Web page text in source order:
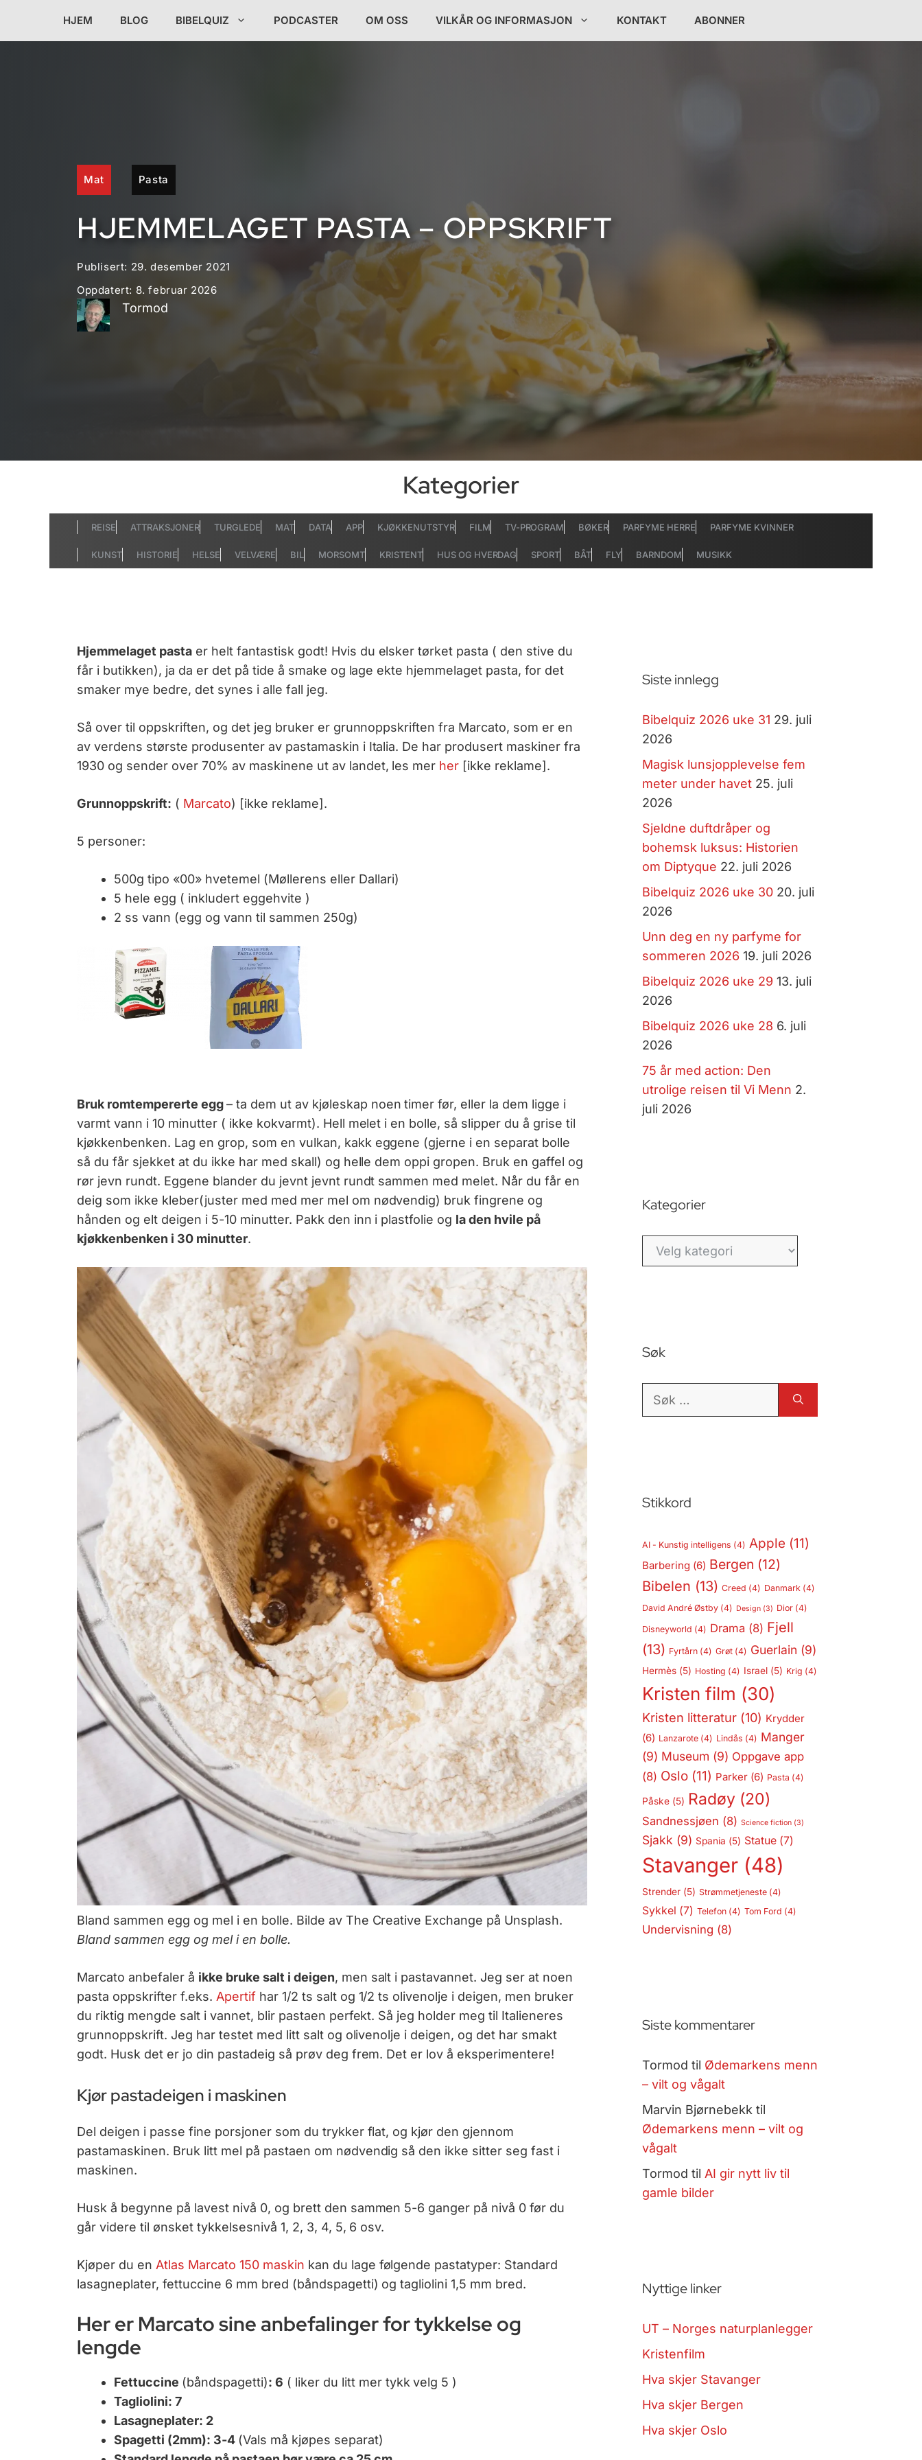
HJEM BLOG BIBELQUIZ PODCASTER OM OSS VILKÅR OG INFORMASJON KONTAKT ABONNER
Mat Pasta
HJEMMELAGET PASTA – OPPSKRIFT
Publisert: 29. desember 2021
Oppdatert: 8. februar 2026
Tormod
Kategorier
REISE ATTRAKSJONER TURGLEDE MAT DATA APP KJØKKENUTSTYR FILM TV-PROGRAM BØKER PARFYME HERRE PARFYME KVINNER
KUNST HISTORIE HELSE VELVÆRE BIL MORSOMT KRISTENT HUS OG HVERDAG SPORT BÅT FLY BARNDOM MUSIKK
Hjemmelaget pastaer helt fantastisk godt! Hvis du elsker tørket pasta ( den stive du
får i butikken), ja da er det på tide å smake og lage ekte hjemmelaget pasta, for det
smaker mye bedre, det synes i alle fall jeg.
Så over til oppskriften, og det jeg bruker er grunnoppskriften fra Marcato, som er en
av verdens største produsenter av pastamaskin i Italia. De har produsert maskiner fra
1930 og sender over 70% av maskinene ut av landet, les mer her [ikke reklame].
Grunnoppskrift: ( Marcato) [ikke reklame].
5 personer:
500g tipo «00» hvetemel (Møllerens eller Dallari)
5 hele egg ( inkludert eggehvite )
2 ss vann (egg og vann til sammen 250g)
Bruk romtempererte egg– ta dem ut av kjøleskap noen timer før, eller la dem ligge i
varmt vann i 10 minutter ( ikke kokvarmt). Hell melet i en bolle, så slipper du å grise til
kjøkkenbenken. Lag en grop, som en vulkan, kakk eggene (gjerne i en separat bolle
så du får sjekket at du ikke har med skall) og helle dem oppi gropen. Bruk en gaffel og
rør jevn rundt. Eggene blander du jevnt jevnt rundt sammen med melet. Når du får en
deig som ikke kleber(juster med med mer mel om nødvendig) bruk fingrene og
hånden og elt deigen i 5-10 minutter. Pakk den inn i plastfolie og la den hvile på
kjøkkenbenken i 30 minutter.
Bland sammen egg og mel i en bolle. Bilde av The Creative Exchange på Unsplash.
Bland sammen egg og mel i en bolle.
Marcato anbefaler å ikke bruke salt i deigen, men salt i pastavannet. Jeg ser at noen
pasta oppskrifter f.eks. Apertifhar 1/2 ts salt og 1/2 ts olivenolje i deigen, men bruker
du riktig mengde salt i vannet, blir pastaen perfekt. Så jeg holder meg til Italieneres
grunnoppskrift. Jeg har testet med litt salt og olivenolje i deigen, og det har smakt
godt. Husk det er jo din pastadeig så prøv deg frem. Det er lov å eksperimentere!
Kjør pastadeigen i maskinen
Del deigen i passe fine porsjoner som du trykker flat, og kjør den gjennom
pastamaskinen. Bruk litt mel på pastaen om nødvendig så den ikke sitter seg fast i
maskinen.
Husk å begynne på lavest nivå 0, og brett den sammen 5-6 ganger på nivå 0 før du
går videre til ønsket tykkelsesnivå 1, 2, 3, 4, 5, 6 osv.
Kjøper du en Atlas Marcato 150 maskin kan du lage følgende pastatyper: Standard
lasagneplater, fettuccine 6 mm bred (båndspagetti) og tagliolini 1,5 mm bred.
Her er Marcato sine anbefalinger for tykkelse og
lengde
Fettuccine (båndspagetti): 6 ( liker du litt mer tykk velg 5 )
Tagliolini: 7
Lasagneplater: 2
Spagetti (2mm): 3-4 (Vals må kjøpes separat)
Siste innlegg
Bibelquiz 2026 uke 31 29. juli
2026
Magisk lunsjopplevelse fem
meter under havet 25. juli
2026
Sjeldne duftdråper og
bohemsk luksus: Historien
om Diptyque 22. juli 2026
Bibelquiz 2026 uke 30 20. juli
2026
Unn deg en ny parfyme for
sommeren 2026 19. juli 2026
Bibelquiz 2026 uke 29 13. juli
2026
Bibelquiz 2026 uke 28 6. juli
2026
75 år med action: Den
utrolige reisen til Vi Menn 2.
juli 2026
Kategorier
Kategorier
Søk
Søk
Stikkord
AI - Kunstig intelligens (4) Apple (11)
Barbering (6) Bergen (12)
Bibelen (13) Creed (4) Danmark (4)
David André Østby(4) Design(3) Dior(4)
Disneyworld (4) Drama (8) Fjell
(13) Fyrtårn(4) Grøt(4) Guerlain (9)
Hermès(5) Hosting (4) Israel(5) Krig (4)
Kristen film (30)
Kristen litteratur(10) Krydder
(6) Lanzarote(4) Lindås (4) Manger
(9) Museum (9) Oppgave app
(8) Oslo(11) Parker(6) Pasta (4)
Påske(5) Radøy(20)
Sandnessjøen (8) Science fiction(3)
Sjakk (9) Spania (5) Statue(7)
Stavanger(48)
Strender(5) Strømmetjeneste(4)
Sykkel (7) Telefon(4) Tom Ford (4)
Undervisning (8)
Siste kommentarer
Tormod til Ødemarkens menn
– vilt og vågalt
Marvin Bjørnebekk til
Ødemarkens menn – vilt og
vågalt
Tormod til AI gir nytt liv til
gamle bilder
Nyttige linker
UT – Norges naturplanlegger
Kristenfilm
Hva skjer Stavanger
Hva skjer Bergen
Hva skjer Oslo